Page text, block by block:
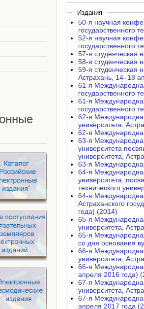
Издания
50-я научная
государственного
52-я научная
государственного
57-я студенческая
58-я студенческая
59-я студенческая
Астрахань, 14–18
61-я
государственного
61-я
государственного
62-я
университета,
62-я
63-я
университета
университета,
63-я
64-я
университета,
технического
64-я
Астраханского
года) (2014)
65-я
университета,
65-я
со дня основания
66-я
университета,
66-я
апреля 2016 года)
67-я
университета,
67-я
апреля 2017 года